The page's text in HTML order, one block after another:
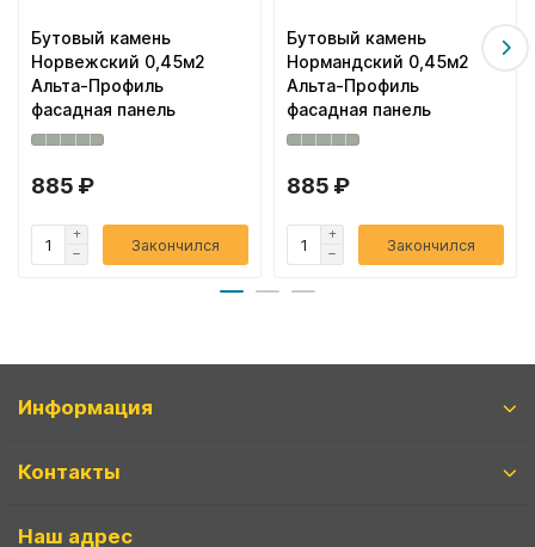
Бутовый камень
Норвежский 0,45м2
Альта-Профиль
фасадная панель
885 ₽
Закончился
Бутовый камень
Нормандский 0,45м2
Альта-Профиль
фасадная панель
885 ₽
Закончился
Информация
Контакты
Наш адрес